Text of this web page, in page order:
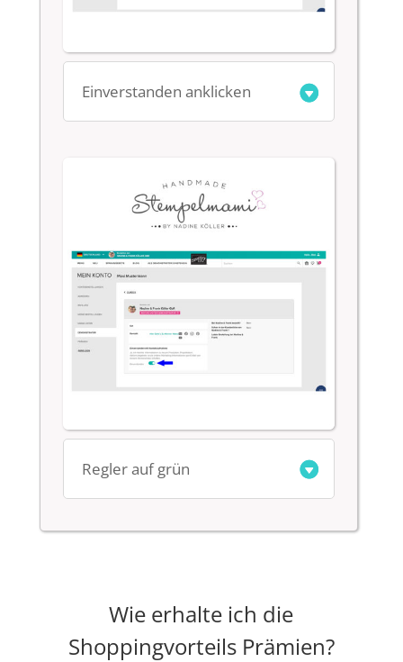
Einverstanden anklicken
Regler auf grün
Wie erhalte ich die
Shoppingvorteils Prämien?